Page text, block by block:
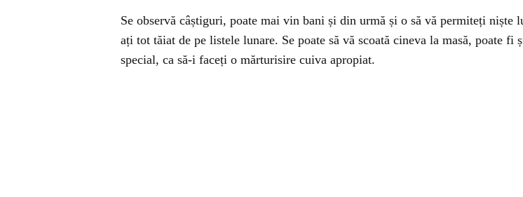
Se observă câștiguri, poate mai vin bani și din urmă și o să vă permiteți niște
ați tot tăiat de pe listele lunare. Se poate să vă scoată cineva la masă, poate fi
special, ca să-i faceți o mărturisire cuiva apropiat.